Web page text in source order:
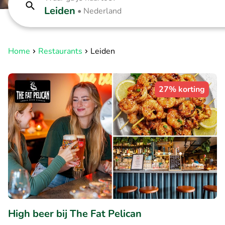
Leiden • Nederland
Home Restaurants Leiden
27% korting
High beer bij The Fat Pelican